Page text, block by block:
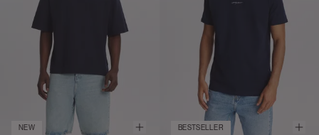
NEW BESTSELLER